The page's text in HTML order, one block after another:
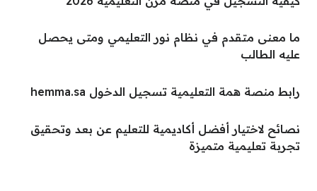
ما معنى متقدم في نظام نور التعليمي ومتى يحصل
عليه الطالب
رابط منصة همة التعليمية تسجيل الدخول hemma.sa
نصائح لاختيار أفضل أكاديمية للتعليم عن بعد وتحقيق
تجربة تعليمية متميزة